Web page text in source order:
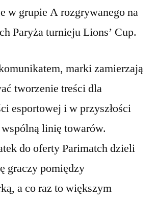
w grupie A rozgrywanego na
Paryża turnieju Lions’ Cup.
marki zamierzają
tworzenie treści dla
esportowej i w przyszłości
linię towarów.
do oferty Parimatch dzieli
graczy pomiędzy
a co raz to większym